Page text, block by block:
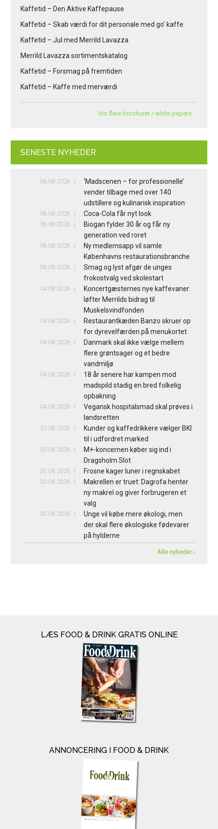
Kaffetid – Den Aktive Kaffepause
Kaffetid – Skab værdi for dit personale med go’ kaffe
Kaffetid – Jul med Merrild Lavazza
Merrild Lavazza sortimentskatalog
Kaffetid – Forsmag på fremtiden
Kaffetid – Kaffe med merværdi
Vis flere brochurer / white papers …
SENESTE NYHEDER
06.08.2026
‘Madscenen – for professionelle’
vender tilbage med over 140
udstillere og kulinarisk inspiration
06.08.2026 Coca-Cola får nyt look
06.08.2026
Biogan fylder 30 år og får ny
generation ved roret
06.08.2026
Ny medlemsapp vil samle
Københavns restaurationsbranche
06.08.2026
Smag og lyst afgør de unges
frokostvalg ved skolestart
04.08.2026
Koncertgæsternes nye kaffevaner
løfter Merrilds bidrag til
Muskelsvindfonden
04.08.2026
Restaurantkæden Banzo skruer op
for dyrevelfærden på menukortet
04.08.2026
Danmark skal ikke vælge mellem
flere grøntsager og et bedre
vandmiljø
04.08.2026
18 år senere har kampen mod
madspild stadig en bred folkelig
opbakning
04.08.2026
Vegansk hospitalsmad skal prøves i
landsretten
30.06.2026
Kunder og kaffedrikkere vælger BKI
til i udfordret marked
30.06.2026
M+-koncernen køber sig ind i
Dragsholm Slot
30.06.2026 Frosne kager luner i regnskabet
30.06.2026
Makrellen er truet: Dagrofa henter
ny makrel og giver forbrugeren et
valg
30.06.2026
Unge vil købe mere økologi, men
der skal flere økologiske fødevarer
på hylderne
Alle nyheder ›
LÆS FOOD & DRINK GRATIS ONLINE
ANNONCERING I FOOD & DRINK